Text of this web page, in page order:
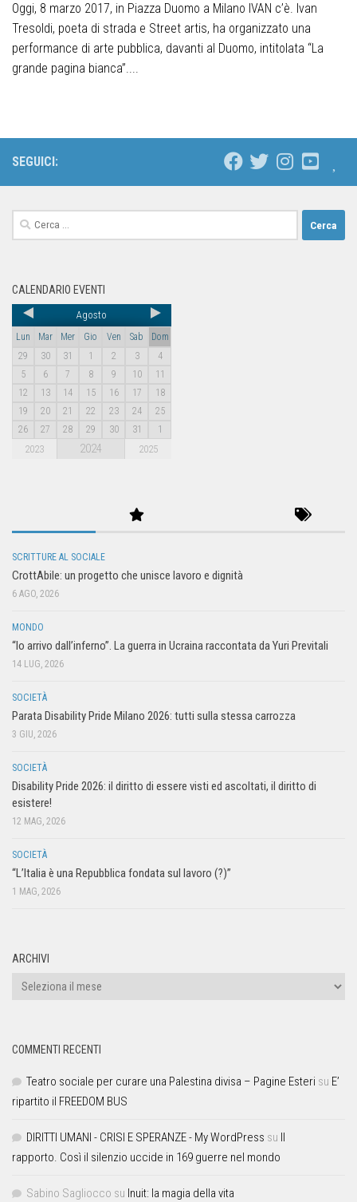
Oggi, 8 marzo 2017, in Piazza Duomo a Milano IVAN c’è. Ivan
Tresoldi, poeta di strada e Street artis, ha organizzato una
performance di arte pubblica, davanti al Duomo, intitolata “La
grande pagina bianca”....
SEGUICI:
CALENDARIO EVENTI
Agosto
Lun Mar Mer Gio Ven Sab
Dom
29
30 31 1 2 3
4
5
6 7 8 9 10
11
12
13 14 15 16 17
18
19
20 21 22 23 24
25
26
27 28 29 30 31 1
2023 2024 2025
SCRITTURE AL SOCIALE
CrottAbile: un progetto che unisce lavoro e dignità
6 AGO, 2026
MONDO
“Io arrivo dall’inferno”. La guerra in Ucraina raccontata da Yuri Previtali
14 LUG, 2026
SOCIETÀ
Parata Disability Pride Milano 2026: tutti sulla stessa carrozza
3 GIU, 2026
SOCIETÀ
Disability Pride 2026: il diritto di essere visti ed ascoltati, il diritto di
esistere!
12 MAG, 2026
SOCIETÀ
“L’Italia è una Repubblica fondata sul lavoro (?)”
1 MAG, 2026
ARCHIVI
COMMENTI RECENTI
Teatro sociale per curare una Palestina divisa – Pagine Esteri su E’
ripartito il FREEDOM BUS
DIRITTI UMANI - CRISI E SPERANZE - My WordPress su
rapporto. Così il silenzio uccide in 169 guerre nel mondo
Sabino Sagliocco su Inuit: la magia della vita